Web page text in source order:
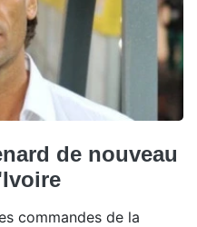
de nouveau
commandes de la